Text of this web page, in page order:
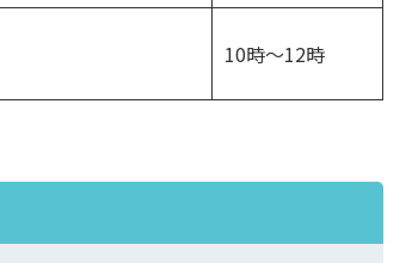
10時～12時